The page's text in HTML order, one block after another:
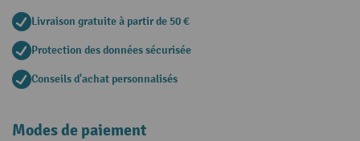
Livraison gratuite à partir de 50 €
Protection des données sécurisée
Conseils d'achat personnalisés
Modes de paiement